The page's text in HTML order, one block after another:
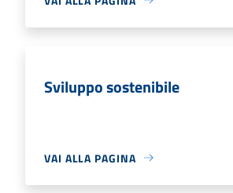
Sviluppo sostenibile
VAI ALLA PAGINA